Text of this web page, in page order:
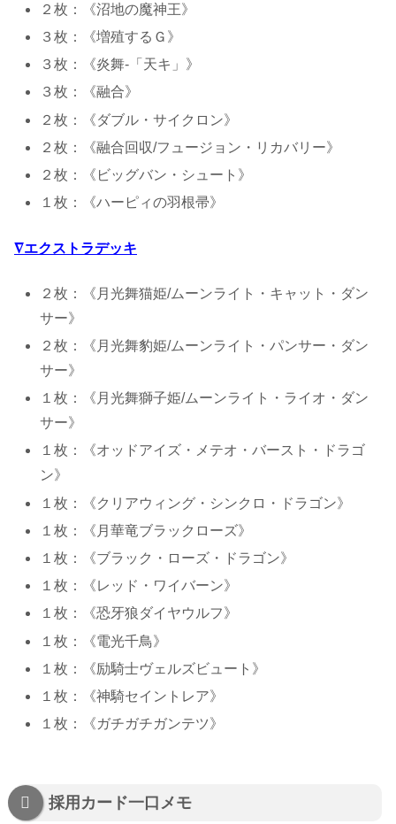
２枚：《沼地の魔神王》
３枚：《増殖するＧ》
３枚：《炎舞-「天キ」》
３枚：《融合》
２枚：《ダブル・サイクロン》
２枚：《融合回収/フュージョン・リカバリー》
２枚：《ビッグバン・シュート》
１枚：《ハーピィの羽根帚》
∇エクストラデッキ
２枚：《月光舞猫姫/ムーンライト・キャット・ダン
サー》
２枚：《月光舞豹姫/ムーンライト・パンサー・ダン
サー》
１枚：《月光舞獅子姫/ムーンライト・ライオ・ダン
サー》
１枚：《オッドアイズ・メテオ・バースト・ドラゴ
ン》
１枚：《クリアウィング・シンクロ・ドラゴン》
１枚：《月華竜ブラックローズ》
１枚：《ブラック・ローズ・ドラゴン》
１枚：《レッド・ワイバーン》
１枚：《恐牙狼ダイヤウルフ》
１枚：《電光千鳥》
１枚：《励騎士ヴェルズビュート》
１枚：《神騎セイントレア》
１枚：《ガチガチガンテツ》
採用カード一口メモ